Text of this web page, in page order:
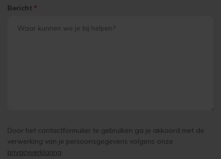
Bericht *
Door het contactformulier te gebruiken ga je akkoord met de
verwerking van je persoonsgegevens volgens onze
privacyverklaring